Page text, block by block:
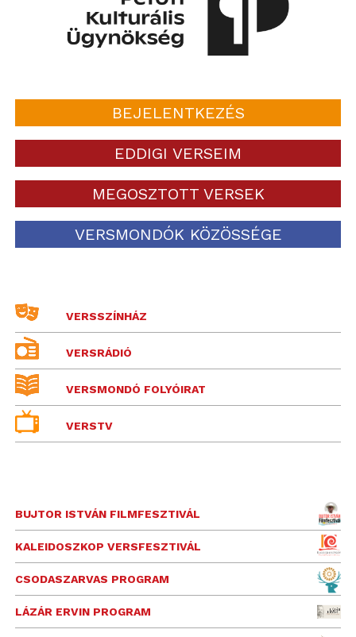
BEJELENTKEZÉS
EDDIGI VERSEIM
MEGOSZTOTT VERSEK
VERSMONDÓK KÖZÖSSÉGE
VERSSZÍNHÁZ
VERSRÁDIÓ
VERSMONDÓ FOLYÓIRAT
VERSTV
BUJTOR ISTVÁN FILMFESZTIVÁL
KALEIDOSZKOP VERSFESZTIVÁL
CSODASZARVAS PROGRAM
LÁZÁR ERVIN PROGRAM